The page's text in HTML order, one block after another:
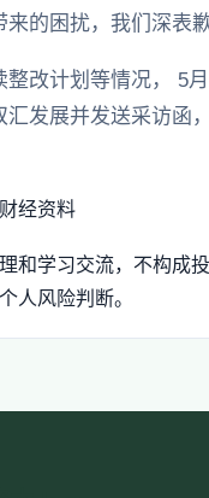
的困扰，我们深表
整改计划等情况， 5
汇发展并发送采访函
财经资料
和学习交流，不构成
人风险判断。